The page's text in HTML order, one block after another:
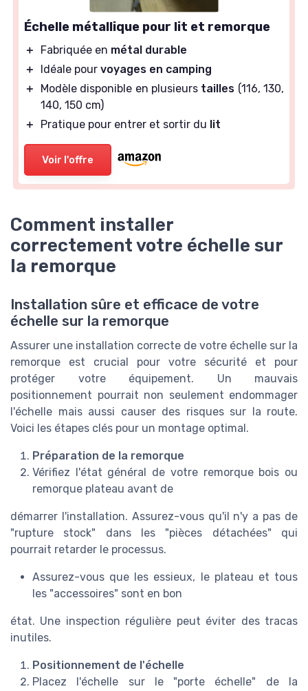
Échelle métallique pour lit et remorque
＋ Fabriquée en métal durable
＋
Idéale pour voyages en camping
＋
Modèle disponible en plusieurs tailles (116, 130,
140, 150 cm)
＋
Pratique pour entrer et sortir du lit
Voir l'offre
Comment installer
correctement votre échelle sur
la remorque
Installation sûre et efficace de votre
échelle sur la remorque
Assurer une installation correcte de votre échelle sur la
remorque est crucial pour votre sécurité et pour
protéger votre équipement. Un mauvais
positionnement pourrait non seulement endommager
l'échelle mais aussi causer des risques sur la route.
Voici les étapes clés pour un montage optimal.
Préparation de la remorque
Vérifiez l'état général de votre remorque bois ou
remorque plateau avant de
démarrer l'installation. Assurez-vous qu'il n'y a pas de
"rupture stock" dans les "pièces détachées" qui
pourrait retarder le processus.
Assurez-vous que les essieux, le plateau et tous
les "accessoires" sont en bon
état. Une inspection régulière peut éviter des tracas
inutiles.
Positionnement de l'échelle
Placez l'échelle sur le "porte échelle" de la